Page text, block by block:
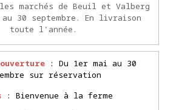
marchés de Beuil et Valberg
30 septembre. En livraison
toute l'année.
: Du 1er mai au 30
sur réservation
: Bienvenue à la ferme